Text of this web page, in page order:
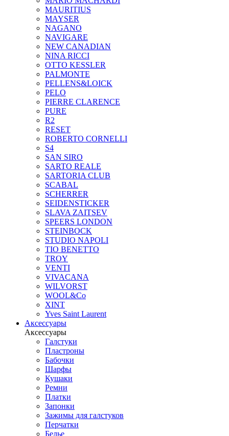
MAURITIUS
MAYSER
NAGANO
NAVIGARE
NEW CANADIAN
NINA RICCI
OTTO KESSLER
PALMONTE
PELLENS&LOICK
PELO
PIERRE CLARENCE
PURE
R2
RESET
ROBERTO CORNELLI
S4
SAN SIRO
SARTO REALE
SARTORIA CLUB
SCABAL
SCHERRER
SEIDENSTICKER
SLAVA ZAITSEV
SPEERS LONDON
STEINBOCK
STUDIO NAPOLI
TIO BENETTO
TROY
VENTI
VIVACANA
WILVORST
WOOL&Co
XINT
Yves Saint Laurent
Аксессуары
Аксессуары
Галстуки
Пластроны
Бабочки
Шарфы
Кушаки
Ремни
Платки
Запонки
Зажимы для галстуков
Перчатки
Белье